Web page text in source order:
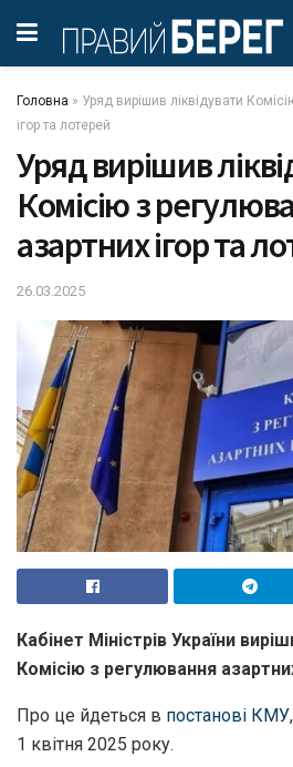
Головна » Уряд вирішив ліквідувати
ігор та лотерей
Уряд вирішив
Комісію з
азартних ігор та
26.03.2025
Кабінет Міністрів України
Комісію з регулювання
Про це йдеться в постанові КМУ
1 квітня 2025 року.